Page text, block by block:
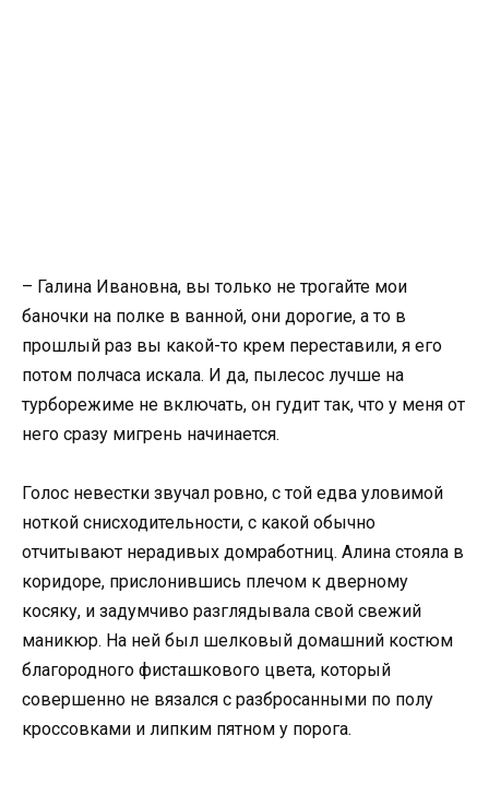
– Галина Ивановна, вы только не трогайте мои
баночки на полке в ванной, они дорогие, а то в
прошлый раз вы какой-то крем переставили, я его
потом полчаса искала. И да, пылесос лучше на
турборежиме не включать, он гудит так, что у меня от
него сразу мигрень начинается.
Голос невестки звучал ровно, с той едва уловимой
ноткой снисходительности, с какой обычно
отчитывают нерадивых домработниц. Алина стояла в
коридоре, прислонившись плечом к дверному
косяку, и задумчиво разглядывала свой свежий
маникюр. На ней был шелковый домашний костюм
благородного фисташкового цвета, который
совершенно не вязался с разбросанными по полу
кроссовками и липким пятном у порога.